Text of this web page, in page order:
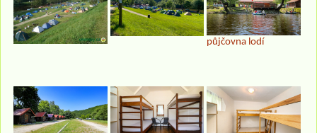
půjčovna lodí